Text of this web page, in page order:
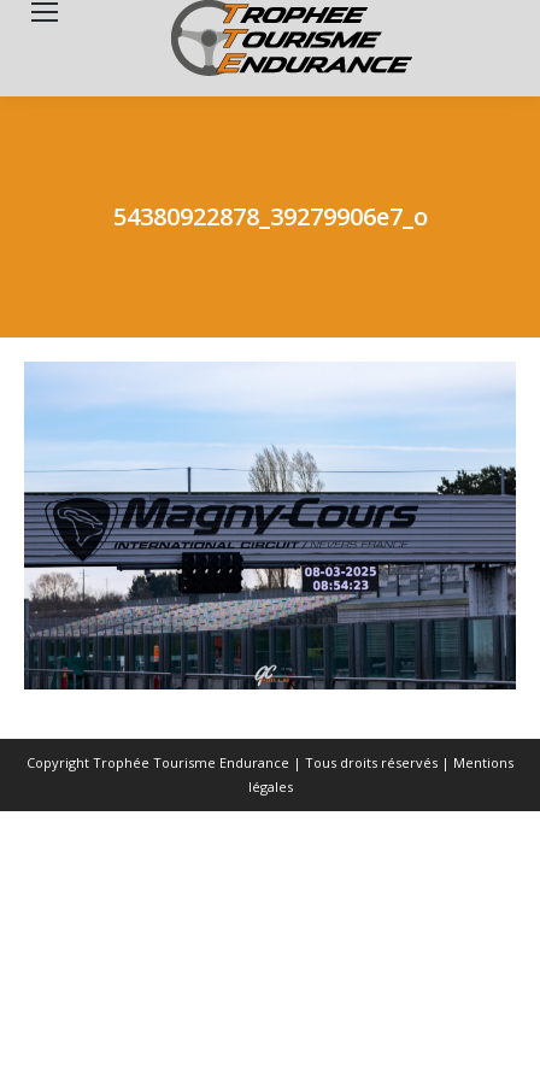
54380922878_39279906e7_o
Copyright Trophée Tourisme Endurance | Tous droits réservés | Mentions
légales